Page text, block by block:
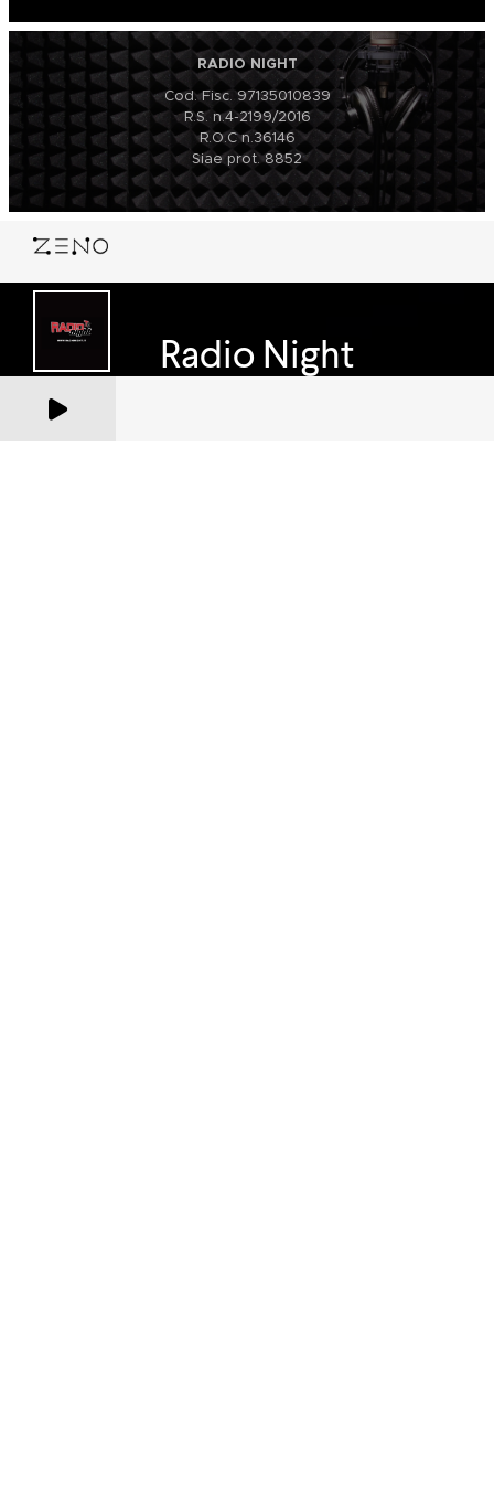
RADIO NIGHT
Cod. Fisc. 97135010839
R.S. n.4-2199/2016
R.O.C n.36146
Siae prot. 8852